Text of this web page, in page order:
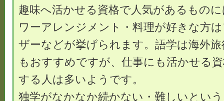
趣味へ活かせる資格で人気があるもの
ワーアレンジメント・料理が好きな方
ザーなどが挙げられます。語学は海外
もおすすめですが、仕事にも活かせる
する人は多いようです。
独学がなかなか続かない・難しいとい